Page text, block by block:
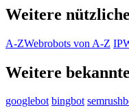
Weitere
A-ZWebrobots von A-Z IP
Weitere
googlebot bingbot